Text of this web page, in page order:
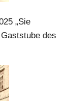
„Sie
des